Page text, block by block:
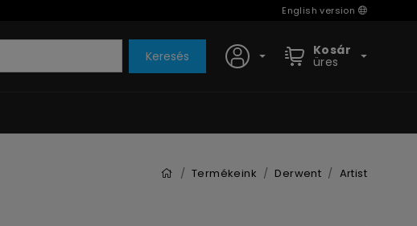
English version
Keresés Kosár
üres
Termékeink Derwent Artist